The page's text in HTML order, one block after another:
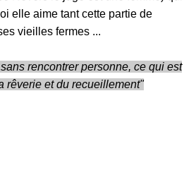
elle aime tant cette partie de
vieilles fermes ...
rencontrer personne, ce qui est
rêverie et du recueillement"